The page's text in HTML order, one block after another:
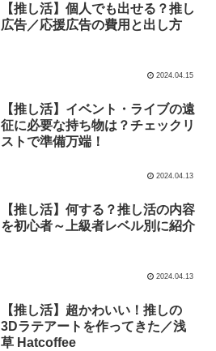
【推し活】個人でも出せる？推し
広告／応援広告の費用と出し方
2024.04.15
【推し活】イベント・ライブの遠
征に必要な持ち物は？チェックリ
ストで準備万端！
2024.04.13
【推し活】何する？推し活の内容
を初心者～上級者レベル別に紹介
2024.04.13
【推し活】超かわいい！推しの
3Dラテアートを作ってきた／浅
草 Hatcoffee